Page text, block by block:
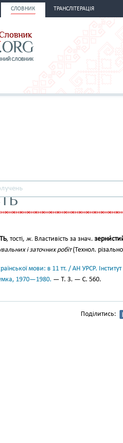
СЛОВНИК ТРАНСЛІТЕРАЦІЯ
, тості, ж. Властивість за знач.
і заточних робіт(Технол.
мови: в 11 тт. / АН УРСР.
1970—1980. — Т. 3. — С. 560.
Поділитись: